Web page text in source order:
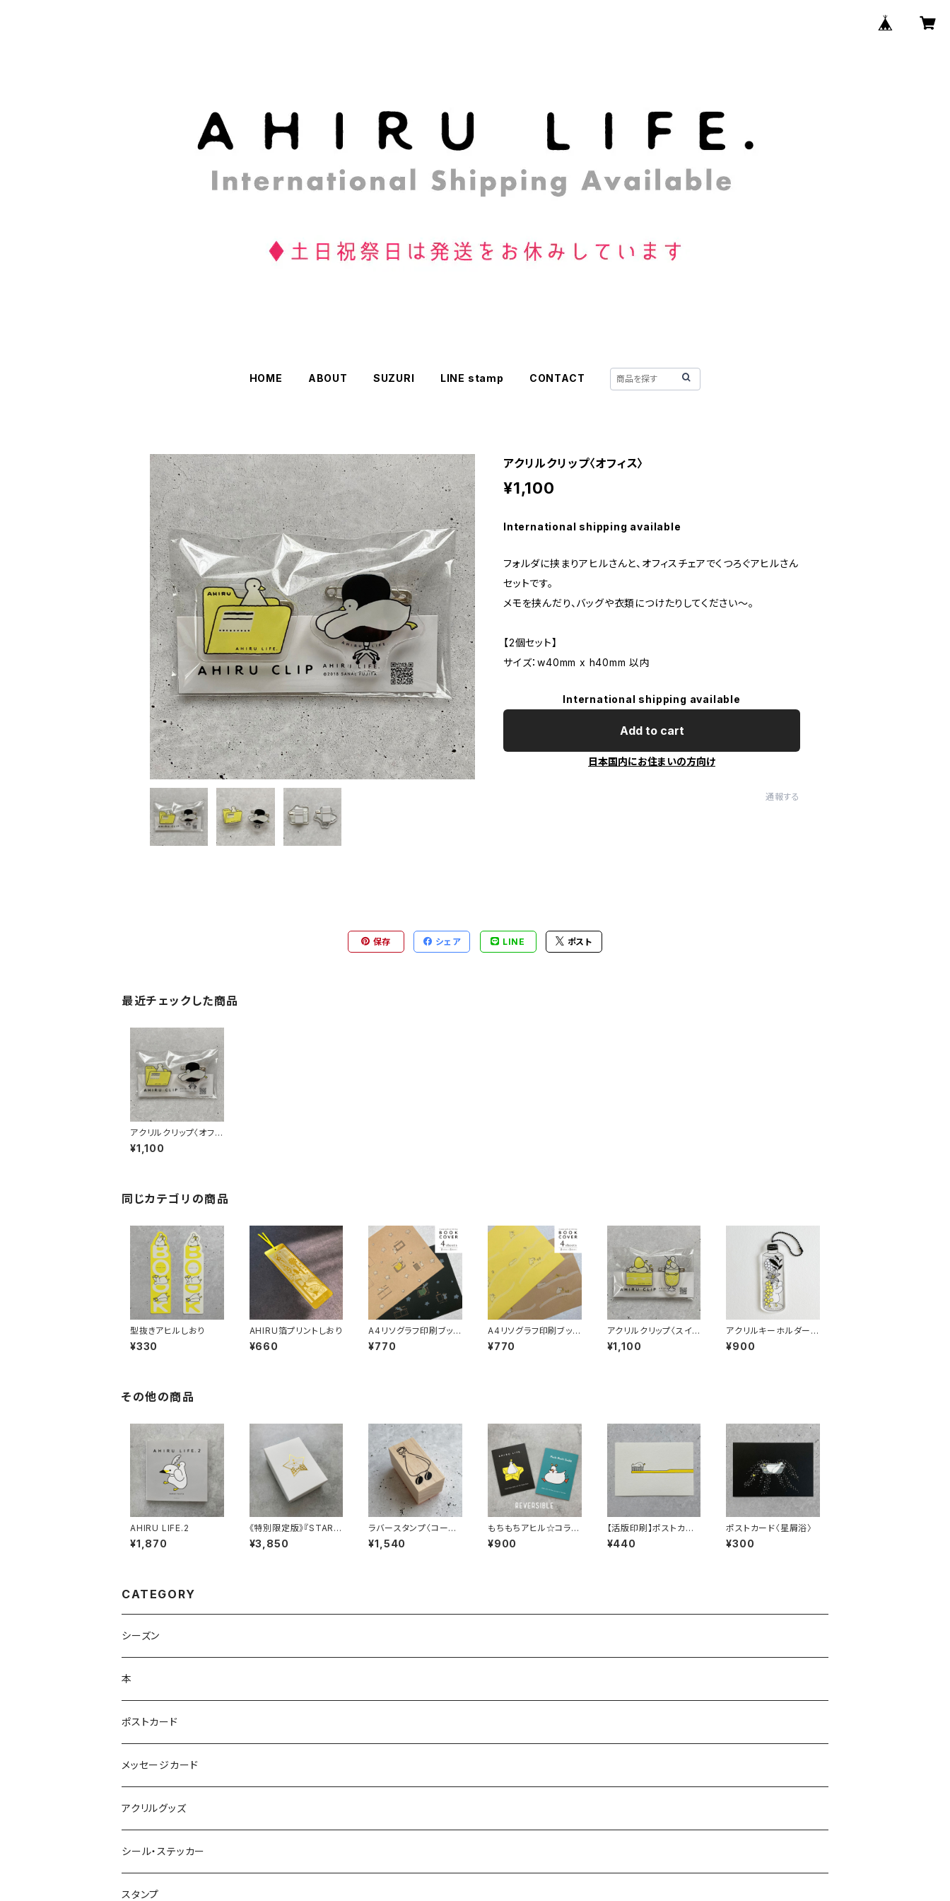
HOME ABOUT SUZURI LINE stamp CONTACT
アクリルクリップ〈オフィス〉
¥1,100
International shipping available
フォルダに挟まりアヒルさんと、オフィスチェアでくつろぐアヒルさん
セットです。
メモを挟んだり、バッグや衣類につけたりしてください〜。
【2個セット】
サイズ：w40mm x h40mm 以内
International shipping available
Add to cart
日本国内にお住まいの方向け
通報する
保存 シェア LINE ポスト
最近チェックした商品
アクリルクリップ〈オフィ
ス〉
¥1,100
同じカテゴリの商品
型抜きアヒルしおり
¥330
AHIRU箔プリントしおり
¥660
A4リソグラフ印刷ブック
カバー〈スターアヒル〉
¥770
A4リソグラフ印刷ブック
カバー〈本のプレゼン
ト〉
¥770
アクリルクリップ〈スイ
ーツ〉
¥1,100
アクリルキーホルダー
〈ハーバリウム〉
¥900
その他の商品
AHIRU LIFE.2
¥1,870
《特別限定版》『STAR A
HIRU BOX（日本版）』
¥3,850
ラバースタンプ〈コーヒ
ー豆シューズ〉
¥1,540
もちもちアヒル☆コラボ
ZINE
¥900
【活版印刷】ポストカー
ド〈歯みがき粉〉
¥440
ポストカード〈星屑浴〉
¥300
CATEGORY
シーズン
本
ポストカード
メッセージカード
アクリルグッズ
シール・ステッカー
スタンプ